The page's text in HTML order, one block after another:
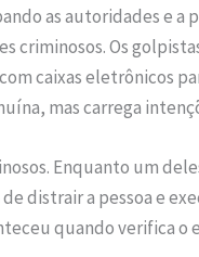
as autoridades e a
criminosos. Os
caixas eletrônicos
mas carrega
Enquanto um
distrair a pessoa e
quando verifica o